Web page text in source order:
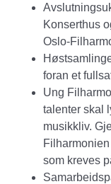
Konserthus
Oslo-
foran et
Ung
talenter skal
musikkliv.
som kreves